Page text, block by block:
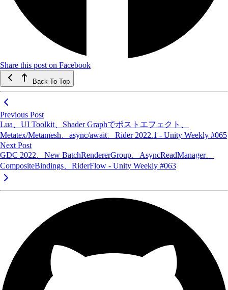
Share this post on Facebook
Back To Top
Previous Post
Lua、UI Toolkit、Shader Graphでポストエフェクト、
Metatex/Metamesh、async/await、Rider 2022.1 - Unity Weekly #065
Next Post
GDC 2022、New BatchRendererGroup、AsyncReadManager、
CompositeBindings、RiderFlow - Unity Weekly #063